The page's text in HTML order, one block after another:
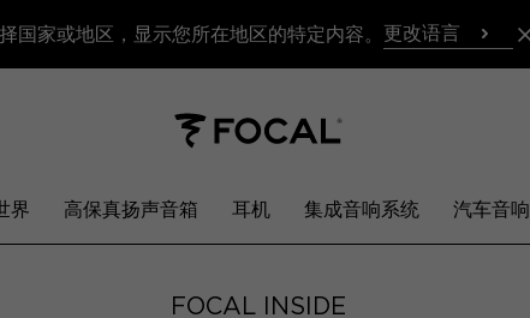
国家或地区，显示您所在地区的特定内容。 更改语言
界 高保真扬声音箱 耳机 集成音响系统 汽车音响
FOCAL INSIDE